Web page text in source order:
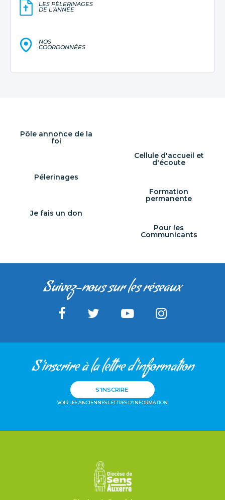
LES PÈLERINAGES
DE L'ANNÉE
NOS
COORDONNÉES
Pôle annonce de la
foi
Cellule d'accueil et
d'écoute
Pélerinages
Formation
permanente
Je fais un don
Pour les
Communicants
Suivez-nous sur les réseaux
S'inscrire à la lettre d'information
S'INSCRIRE
VOIR LES ANCIENNES LETTRES D'INFORMATION